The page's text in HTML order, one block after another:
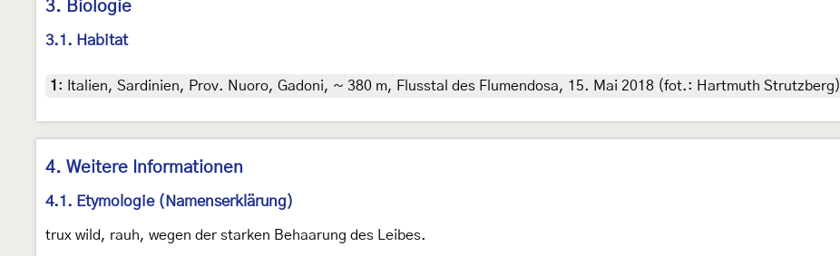
3. Biologie
3.1. Habitat
1 : Italien, Sardinien, Prov. Nuoro, Gadoni, ~ 380 m, Flusstal des Flumendosa, 15. Mai 2018 (fot.: Hartmuth Strutzberg)
4. Weitere Informationen
4.1. Etymologie (Namenserklärung)
trux wild, rauh, wegen der starken Behaarung des Leibes.